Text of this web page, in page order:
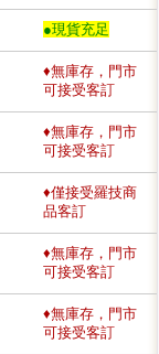
●現貨充足
♦無庫存，門市
可接受客訂
♦無庫存，門市
可接受客訂
♦僅接受羅技商
品客訂
♦無庫存，門市
可接受客訂
♦無庫存，門市
可接受客訂